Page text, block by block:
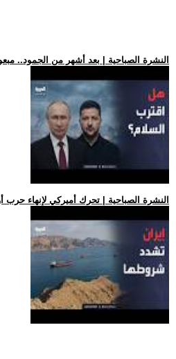
.. النشرة الصباحية | بعد أشهر من الجمود..
.. النشرة الصباحية | تحرك أميركي لإنهاء حرب